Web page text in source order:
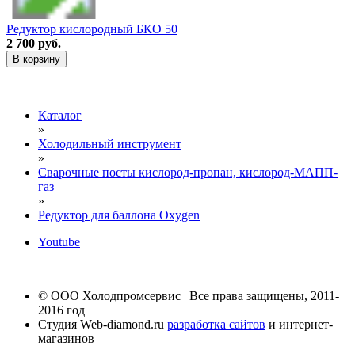
Редуктор кислородный БКО 50
2 700 руб.
В корзину
Каталог
»
Холодильный инструмент
»
Сварочные посты кислород-пропан, кислород-МАПП-
газ
»
Редуктор для баллона Oxygen
Youtube
© ООО Холодпромсервис | Все права защищены, 2011-
2016 год
Студия Web-diamond.ru разработка сайтов и интернет-
магазинов